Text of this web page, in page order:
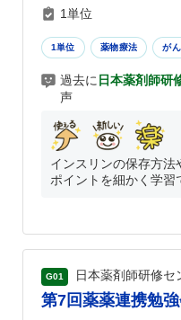
1単位
1単位 薬物療法 がん
過去に 日本薬剤師研
声
インスリンの保存方法
ポイントを細かく学習
G01 日本薬剤師研修セ
第7回薬薬連携勉